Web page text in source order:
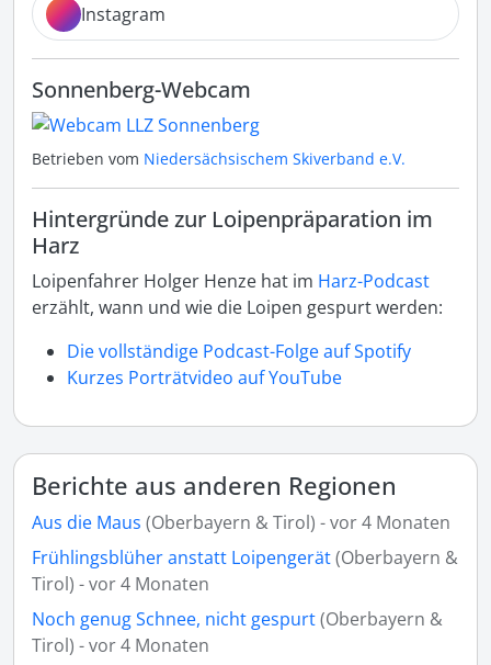
Instagram
Sonnenberg-Webcam
Betrieben vom Niedersächsischem Skiverband e.V.
Hintergründe zur Loipenpräparation im
Harz
Loipenfahrer Holger Henze hat im Harz-Podcast
erzählt, wann und wie die Loipen gespurt werden:
Die vollständige Podcast-Folge auf Spotify
Kurzes Porträtvideo auf YouTube
Berichte aus anderen Regionen
Aus die Maus (Oberbayern & Tirol) - vor 4 Monaten
Frühlingsblüher anstatt Loipengerät(Oberbayern &
Tirol) - vor 4 Monaten
Noch genug Schnee, nicht gespurt(Oberbayern &
Tirol) - vor 4 Monaten